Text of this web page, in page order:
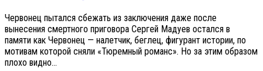
Червонец пытался сбежать из заключения даже после
вынесения смертного приговора Сергей Мадуев остался в
памяти как Червонец — налетчик, беглец, фигурант истории, по
мотивам которой сняли «Тюремный романс». Но за этим образом
плохо видно...